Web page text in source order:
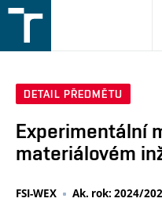
v
DETAIL PŘEDMĚTU
Experimentální
materiálovém
FSI-WEX Ak. rok: 2024/